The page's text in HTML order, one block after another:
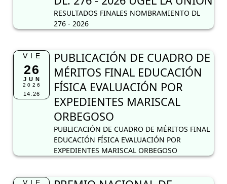
RESULTADOS FINALES NOMBRAMIENTO DL
276 - 2026
VIE
26
JUN
2026
14:26
PUBLICACIÓN DE CUADRO DE
MÉRITOS FINAL EDUCACIÓN
FÍSICA EVALUACIÓN POR
EXPEDIENTES MARISCAL
ORBEGOSO
PUBLICACIÓN DE CUADRO DE MÉRITOS FINAL
EDUCACIÓN FÍSICA EVALUACIÓN POR
EXPEDIENTES MARISCAL ORBEGOSO